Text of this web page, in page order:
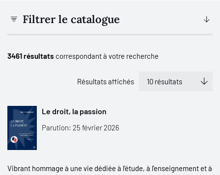
Filtrer le catalogue
3461 résultats correspondant à votre recherche
Résultats affichés
Le droit, la passion
Parution: 25 février 2026
Vibrant hommage à une vie dédiée à l'étude, à l'enseignement et à